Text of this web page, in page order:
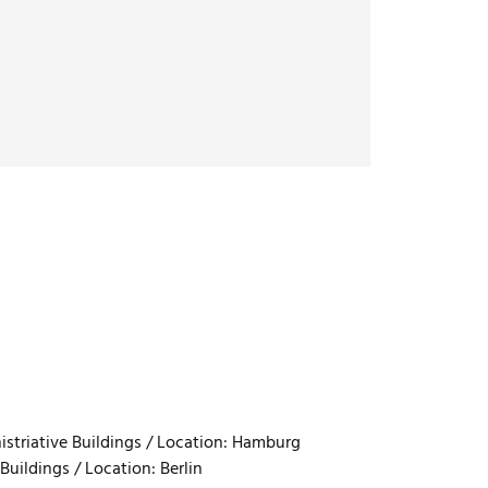
Buildings / Location: Hamburg
/ Location: Berlin